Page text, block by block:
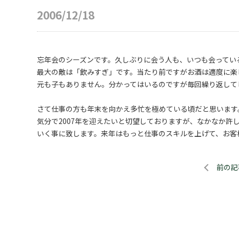
2006/12/18
忘年会のシーズンです。久しぶりに会う人も、いつも会って
最大の敵は「飲みすぎ」です。当たり前ですがお酒は適度に
元も子もありません。分かってはいるのですが毎回繰り返し
さて仕事の方も年末を向かえ多忙を極めている頃だと思いま
気分で2007年を迎えたいと切望しておりますが、なかなか許
いく事に致します。来年はもっと仕事のスキルを上げて、お
前の